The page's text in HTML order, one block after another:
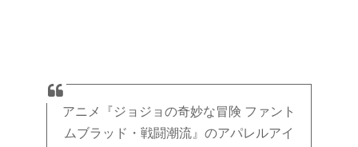
アニメ『ジョジョの奇妙な冒険 ファント
ムブラッド・戦闘潮流』のアパレルアイ